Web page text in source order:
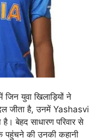
जिन युवा खिलाड़ियों ने
जीता है, उनमें Yashasvi
बेहद साधारण परिवार से
पहुंचने की उनकी कहानी